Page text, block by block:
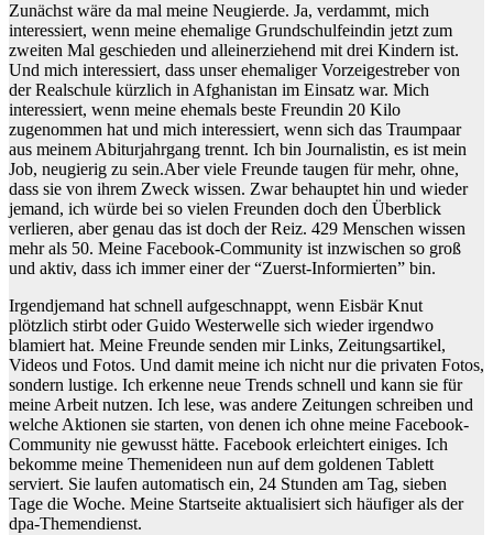
Zunächst wäre da mal meine Neugierde. Ja, verdammt, mich
interessiert, wenn meine ehemalige Grundschulfeindin jetzt zum
zweiten Mal geschieden und alleinerziehend mit drei Kindern ist.
Und mich interessiert, dass unser ehemaliger Vorzeigestreber von
der Realschule kürzlich in Afghanistan im Einsatz war. Mich
interessiert, wenn meine ehemals beste Freundin 20 Kilo
zugenommen hat und mich interessiert, wenn sich das Traumpaar
aus meinem Abiturjahrgang trennt. Ich bin Journalistin, es ist mein
Job, neugierig zu sein.Aber viele Freunde taugen für mehr, ohne,
dass sie von ihrem Zweck wissen. Zwar behauptet hin und wieder
jemand, ich würde bei so vielen Freunden doch den Überblick
verlieren, aber genau das ist doch der Reiz. 429 Menschen wissen
mehr als 50. Meine Facebook-Community ist inzwischen so groß
und aktiv, dass ich immer einer der “Zuerst-Informierten” bin.
Irgendjemand hat schnell aufgeschnappt, wenn Eisbär Knut
plötzlich stirbt oder Guido Westerwelle sich wieder irgendwo
blamiert hat. Meine Freunde senden mir Links, Zeitungsartikel,
Videos und Fotos. Und damit meine ich nicht nur die privaten Fotos,
sondern lustige. Ich erkenne neue Trends schnell und kann sie für
meine Arbeit nutzen. Ich lese, was andere Zeitungen schreiben und
welche Aktionen sie starten, von denen ich ohne meine Facebook-
Community nie gewusst hätte. Facebook erleichtert einiges. Ich
bekomme meine Themenideen nun auf dem goldenen Tablett
serviert. Sie laufen automatisch ein, 24 Stunden am Tag, sieben
Tage die Woche. Meine Startseite aktualisiert sich häufiger als der
dpa-Themendienst.